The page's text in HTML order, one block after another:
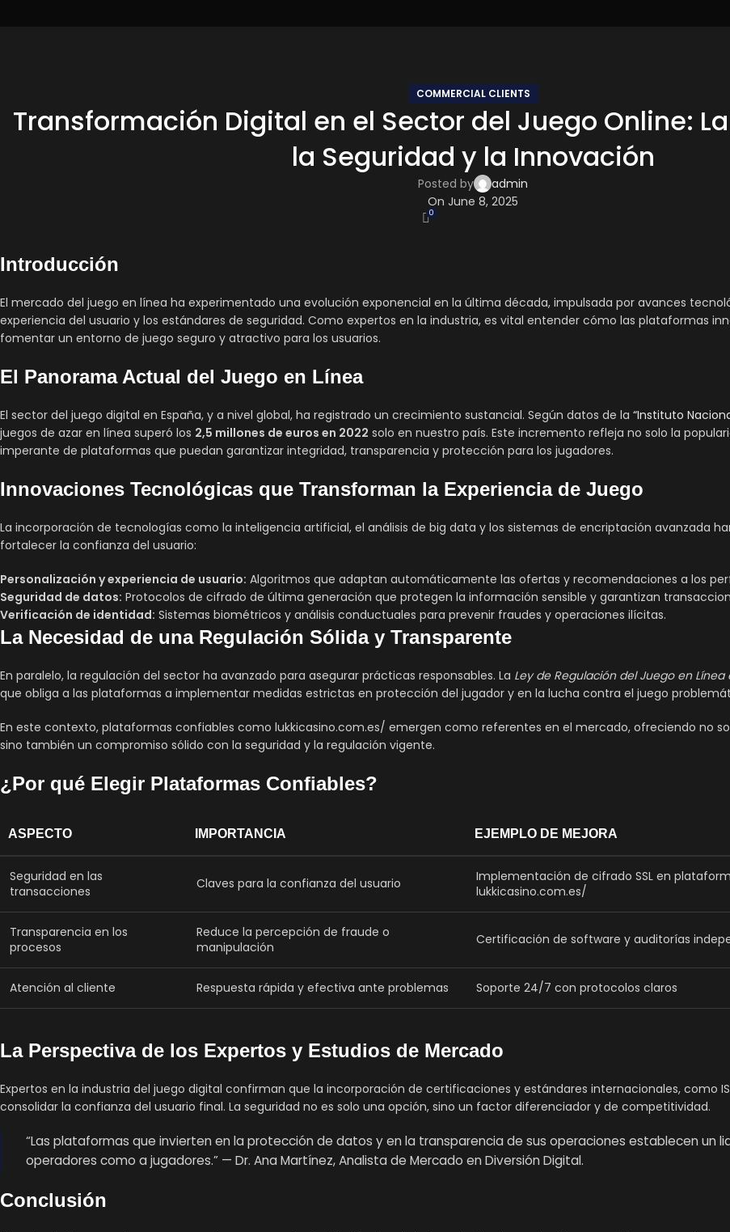
COMMERCIAL CLIENTS
Transformación Digital en el Sector del Juego Online:
la Seguridad y la Innovación
Posted by
admin
On June 8, 2025
0
Introducción
El mercado del juego en línea ha experimentado una evolución exponencial en la última década, impulsada por avances
experiencia del usuario y los estándares de seguridad. Como expertos en la industria, es vital entender cómo las plataformas
fomentar un entorno de juego seguro y atractivo para los usuarios.
El Panorama Actual del Juego en Línea
El sector del juego digital en España, y a nivel global, ha registrado un crecimiento sustancial. Según datos de la “Instituto
juegos de azar en línea superó los 2,5 millones de euros en 2022 solo en nuestro país. Este incremento refleja no solo la
imperante de plataformas que puedan garantizar integridad, transparencia y protección para los jugadores.
Innovaciones Tecnológicas que Transforman la Experiencia de Juego
La incorporación de tecnologías como la inteligencia artificial, el análisis de big data y los sistemas de encriptación avanzada
fortalecer la confianza del usuario:
Personalización y experiencia de usuario: Algoritmos que adaptan automáticamente las ofertas y recomendaciones a los
Seguridad de datos: Protocolos de cifrado de última generación que protegen la información sensible y garantizan
Verificación de identidad: Sistemas biométricos y análisis conductuales para prevenir fraudes y operaciones ilícitas.
La Necesidad de una Regulación Sólida y Transparente
En paralelo, la regulación del sector ha avanzado para asegurar prácticas responsables. La Ley de Regulación del Juego en Línea
que obliga a las plataformas a implementar medidas estrictas en protección del jugador y en la lucha contra el juego
En este contexto, plataformas confiables como lukkicasino.com.es/ emergen como referentes en el mercado, ofreciendo no
sino también un compromiso sólido con la seguridad y la regulación vigente.
¿Por qué Elegir Plataformas Confiables?
ASPECTO IMPORTANCIA EJEMPLO DE MEJORA
Seguridad en las
transacciones
Claves para la confianza del usuario
Implementación de cifrado SSL en
lukkicasino.com.es/
Transparencia en los
procesos
Reduce la percepción de fraude o
manipulación
Certificación de software y auditorías
Atención al cliente Respuesta rápida y efectiva ante problemas Soporte 24/7 con protocolos claros
La Perspectiva de los Expertos y Estudios de Mercado
Expertos en la industria del juego digital confirman que la incorporación de certificaciones y estándares internacionales, como
consolidar la confianza del usuario final. La seguridad no es solo una opción, sino un factor diferenciador y de competitividad.
“Las plataformas que invierten en la protección de datos y en la transparencia de sus operaciones establecen un
operadores como a jugadores.” — Dr. Ana Martínez, Analista de Mercado en Diversión Digital.
Conclusión